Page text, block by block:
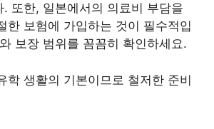
. 또한, 일본에서의 의료비 부담을
한 보험에 가입하는 것이 필수적입
보장 범위를 꼼꼼히 확인하세요.
학 생활의 기본이므로 철저한 준비